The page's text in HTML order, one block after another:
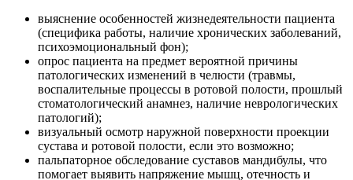
выяснение особенностей жизнедеятельности пациента
(специфика работы, наличие хронических заболеваний,
психоэмоциональный фон);
опрос пациента на предмет вероятной причины
патологических изменений в челюсти (травмы,
воспалительные процессы в ротовой полости, прошлый
стоматологический анамнез, наличие неврологических
патологий);
визуальный осмотр наружной поверхности проекции
сустава и ротовой полости, если это возможно;
пальпаторное обследование суставов мандибулы, что
помогает выявить напряжение мышц, отечность и